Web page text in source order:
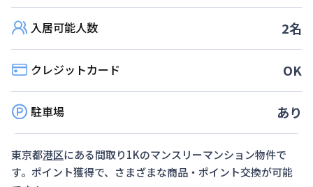
入居可能人数 2名
クレジットカード OK
駐車場 あり
東京都港区にある間取り1Kのマンスリーマンション物件で
す。ポイント獲得で、さまざまな商品・ポイント交換が可能